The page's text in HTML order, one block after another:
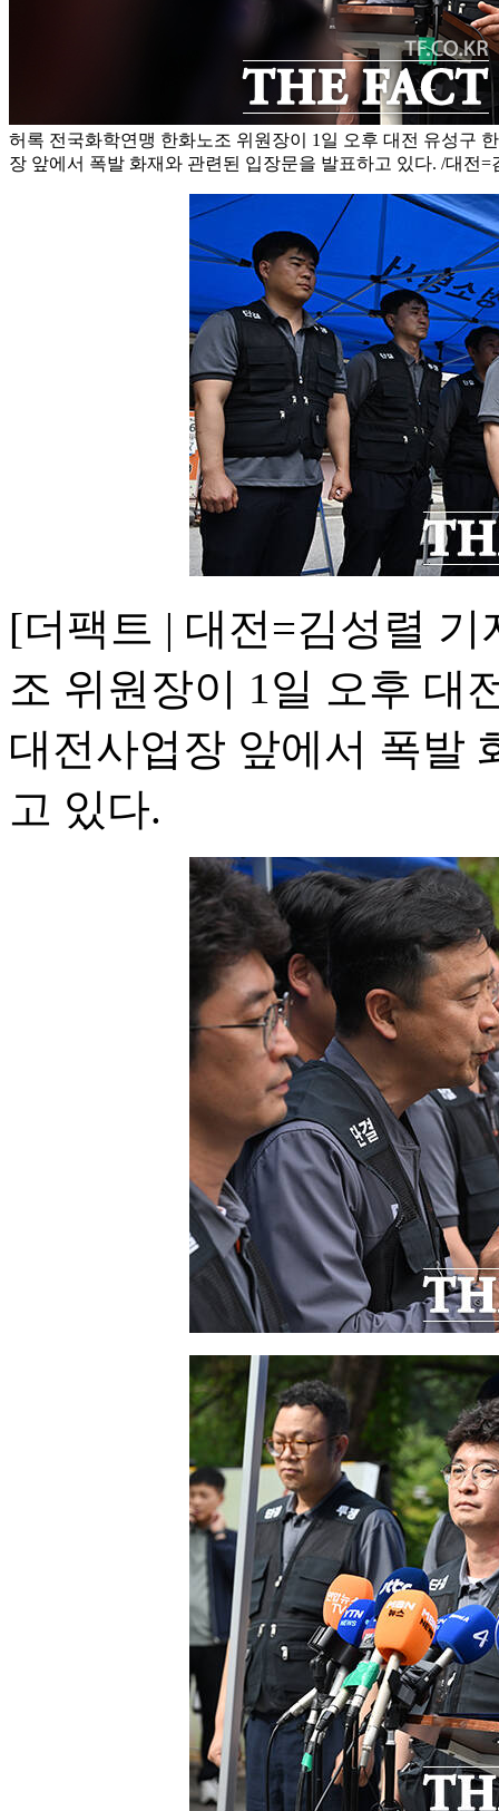
허록 전국화학연맹 한화노조 위원장이 1일 오후 대전 유성구
장 앞에서 폭발 화재와 관련된 입장문을 발표하고 있다. /대전=
[더팩트 | 대전=김성렬
조 위원장이 1일 오후 대
대전사업장 앞에서 폭발
고 있다.